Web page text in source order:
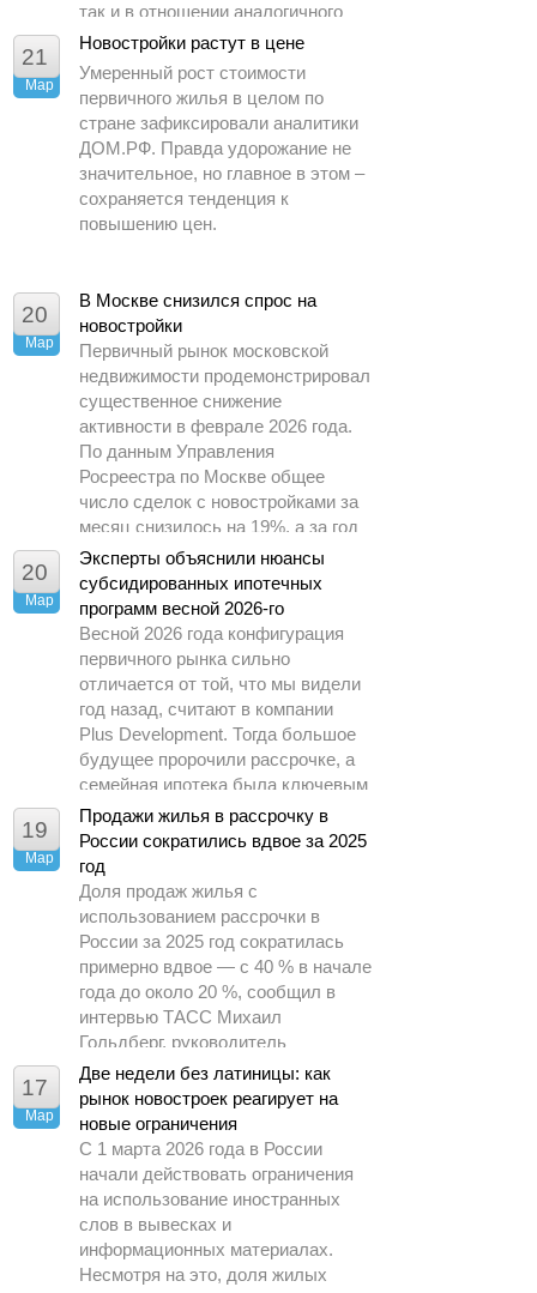
так и в отношении аналогичного
периода 2025 года.
21
Мар
Новостройки растут в цене
Умеренный рост стоимости
первичного жилья в целом по
стране зафиксировали аналитики
ДОМ.РФ. Правда удорожание не
значительное, но главное в этом –
сохраняется тенденция к
повышению цен.
20
Мар
В Москве снизился спрос на
новостройки
Первичный рынок московской
недвижимости продемонстрировал
существенное снижение
активности в феврале 2026 года.
По данным Управления
Росреестра по Москве общее
число сделок с новостройками за
месяц снизилось на 19%, а за год
– почти в 1,5 раза.
20
Мар
Эксперты объяснили нюансы
субсидированных ипотечных
программ весной 2026-го
Весной 2026 года конфигурация
первичного рынка сильно
отличается от той, что мы видели
год назад, считают в компании
Plus Development. Тогда большое
будущее пророчили рассрочке, а
семейная ипотека была ключевым
драйвером спроса.
19
Мар
Продажи жилья в рассрочку в
России сократились вдвое за 2025
год
Доля продаж жилья с
использованием рассрочки в
России за 2025 год сократилась
примерно вдвое — с 40 % в начале
года до около 20 %, сообщил в
интервью ТАСС Михаил
Гольдберг, руководитель
аналитического центра ДОМ.РФ.
17
Мар
Две недели без латиницы: как
рынок новостроек реагирует на
новые ограничения
С 1 марта 2026 года в России
начали действовать ограничения
на использование иностранных
слов в вывесках и
информационных материалах.
Несмотря на это, доля жилых